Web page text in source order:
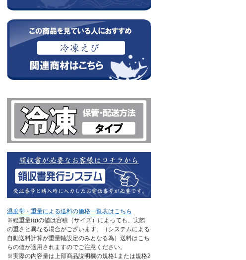
温度帯・重量による送料の価格一覧表はこちら
※総重量(g)の値は容積（サイズ）によっても、実際
の重さと異なる場合がございます。（システムによる
自動送料計算が重量軸設定のみとなる為）送料はこち
らの値が適用されますのでご注意ください。
※実際の内容量は上部商品説明欄の規格1または規格2